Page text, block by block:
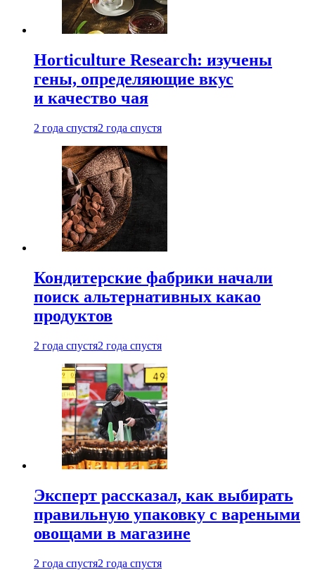
Horticulture Research: изучены
гены, определяющие вкус
и качество чая
2 года спустя2 года спустя
Кондитерские фабрики начали
поиск альтернативных какао
продуктов
2 года спустя2 года спустя
Эксперт рассказал, как выбирать
правильную упаковку с вареными
овощами в магазине
2 года спустя2 года спустя